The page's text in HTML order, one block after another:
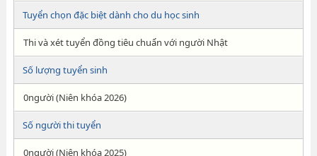
Tuyển chọn đặc biệt dành cho du học sinh
Thi và xét tuyển đồng tiêu chuẩn với người Nhật
Số lượng tuyển sinh
0người (Niên khóa 2026)
Số người thi tuyển
0người (Niên khóa 2025)